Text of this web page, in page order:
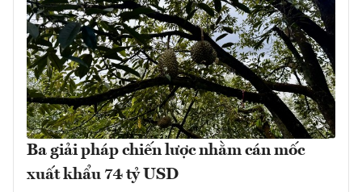
Ba giải pháp chiến lược nhằm cán mốc
xuất khẩu 74 tỷ USD